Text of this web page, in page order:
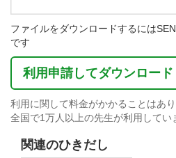
ファイルをダウンロードするには
です
利用申請してダウンロード
利用に関して料金がかかることはあ
全国で1万人以上の先生が利用してい
関連のひきだし